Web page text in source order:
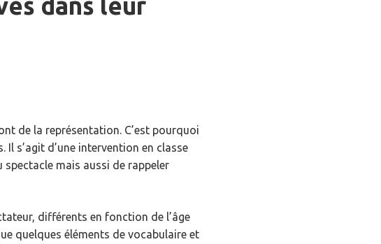
dans leur
de la représentation. C’est pourquoi
s’agit d’une intervention en classe
mais aussi de rappeler
différents en fonction de l’âge
quelques éléments de vocabulaire et